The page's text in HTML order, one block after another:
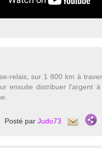
relais, sur 1 800 km à
ensuite distribuer l'argent
Posté par Judo73